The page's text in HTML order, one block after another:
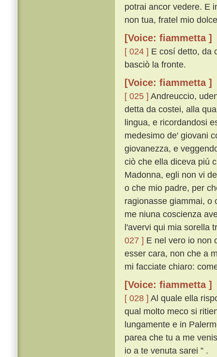
potrai ancor vedere. E
non tua, fratel mio
[Voice: fiammetta ]
[ 024 ] E cosí detto, da
basciò la fronte.
[Voice: fiammetta ]
[ 025 ] Andreuccio,
detta da costei, alla
lingua, e ricordandosi
medesimo de' giovani
giovanezza, e
ciò che ella diceva piú
Madonna, egli non vi
o che mio padre, per
ragionasse giammai, o
me niuna coscienza
l'avervi qui mia sorella
027 ] E nel vero io non
esser cara, non che a
mi facciate chiaro:
[Voice: fiammetta ]
[ 028 ] Al quale ella
qual molto meco si
lungamente e in
parea che tu a me
io a te venuta sarei ” .